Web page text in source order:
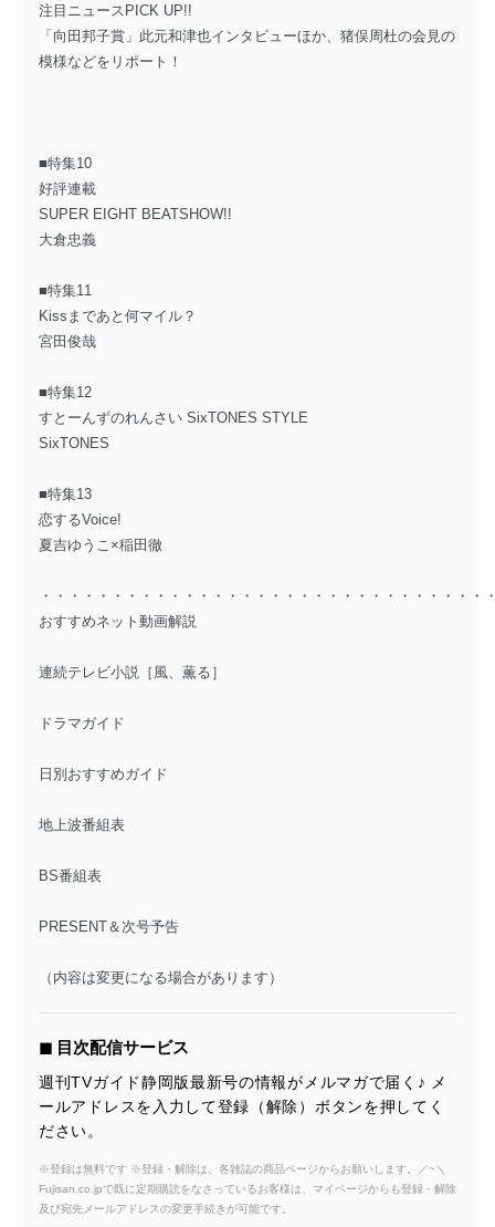
注目ニュースPICK UP!!
「向田邦子賞」此元和津也インタビューほか、猪俣周杜の会見の
模様などをリポート！
■特集10
好評連載
SUPER EIGHT BEATSHOW!!
大倉忠義
■特集11
Kissまであと何マイル？
宮田俊哉
■特集12
すとーんずのれんさい SixTONES STYLE
SixTONES
■特集13
恋するVoice!
夏吉ゆうこ×稲田徹
・・・・・・・・・・・・・・・・・・・・・・・・・・・・・・・
おすすめネット動画解説
連続テレビ小説［風、薫る］
ドラマガイド
日別おすすめガイド
地上波番組表
BS番組表
PRESENT＆次号予告
（内容は変更になる場合があります）
◼︎ 目次配信サービス
週刊TVガイド静岡版最新号の情報がメルマガで届く♪ メ
ールアドレスを入力して登録（解除）ボタンを押してく
ださい。
※登録は無料です ※登録・解除は、各雑誌の商品ページからお願いします。／~＼
Fujisan.co.jpで既に定期購読をなさっているお客様は、マイページからも登録・解除
及び宛先メールアドレスの変更手続きが可能です。